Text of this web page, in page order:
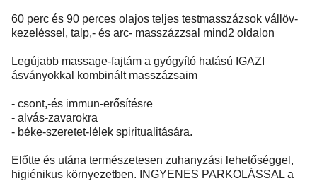
60 perc és 90 perces olajos teljes testmasszázsok vállöv-
kezeléssel, talp,- és arc- masszázzsal mind2 oldalon
Legújabb massage-fajtám a gyógyító hatású IGAZI
ásványokkal kombinált masszázsaim
- csont,-és immun-erősítésre
- alvás-zavarokra
- béke-szeretet-lélek spiritualitására.
Előtte és utána természetesen zuhanyzási lehetőséggel,
higiénikus környezetben. INGYENES PARKOLÁSSAL a